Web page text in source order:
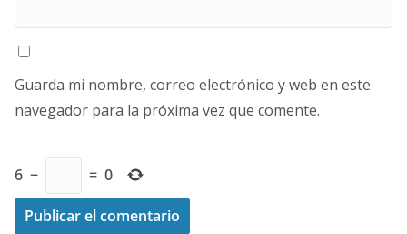
Guarda mi nombre, correo electrónico y web en este
navegador para la próxima vez que comente.
6 − = 0